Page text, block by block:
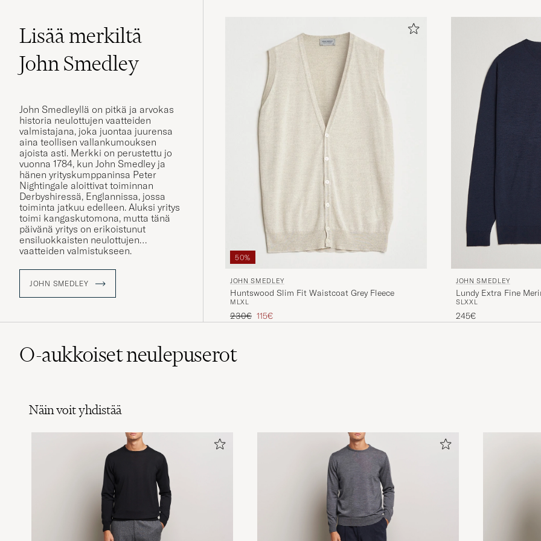
Lisää merkiltä
John Smedley
John Smedleyllä on pitkä ja arvokas
historia neulottujen vaatteiden
valmistajana, joka juontaa juurensa
aina teollisen vallankumouksen
ajoista asti. Merkki on perustettu jo
vuonna 1784, kun John Smedley ja
hänen yrityskumppaninsa Peter
Nightingale aloittivat toiminnan
Derbyshiressä, Englannissa, jossa
toiminta jatkuu edelleen. Aluksi yritys
toimi kangaskutomona, mutta tänä
päivänä yritys on erikoistunut
ensiluokkaisten neulottujen
vaatteiden valmistukseen.
JOHN SMEDLEY
50%
JOHN SMEDLEY
Huntswood Slim Fit Waistcoat Grey Fleece
M LXL
Tavallinen hinta
230€ Alennettu hinta
115€
JOHN SMEDLEY
Lundy Extra Fine
SLXXL
245€
O-aukkoiset neulepuserot
Näin voit yhdistää